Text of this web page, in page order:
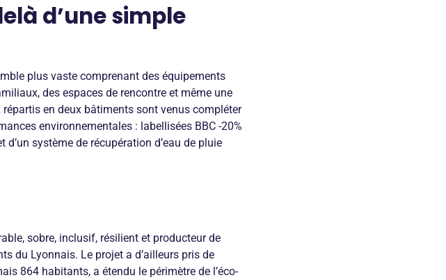
d’une simple
plus vaste comprenant des équipements
des espaces de rencontre et même une
en deux bâtiments sont venus compléter
environnementales : labellisées BBC -20%
système de récupération d’eau de pluie
sobre, inclusif, résilient et producteur de
du Lyonnais. Le projet a d’ailleurs pris de
864 habitants, a étendu le périmètre de l’éco-